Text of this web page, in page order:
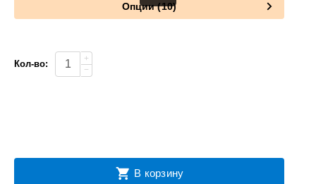
Опции (10)
Кол-во:
+
−
В корзину